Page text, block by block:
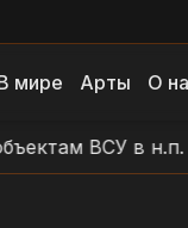
мире Арты О
ВСУ в н.п.